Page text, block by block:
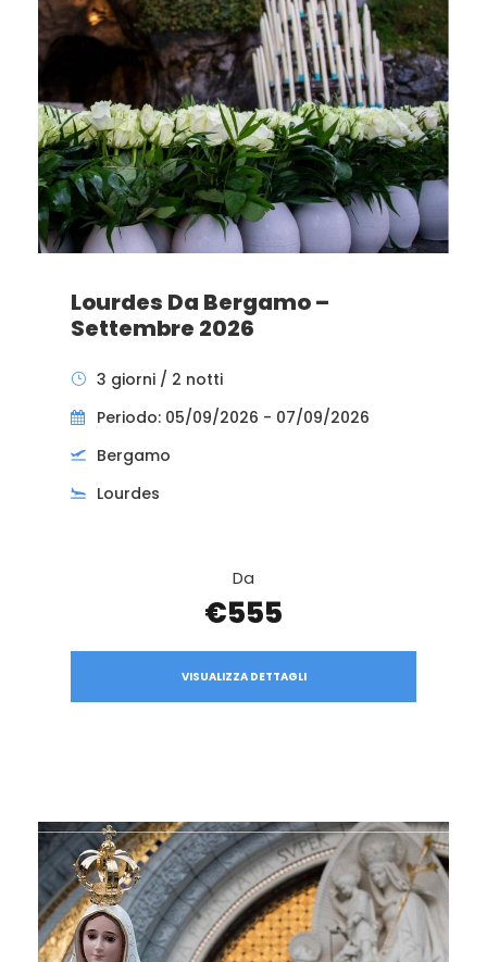
Lourdes Da Bergamo –
Settembre 2026
3 giorni / 2 notti
Periodo: 05/09/2026 - 07/09/2026
Bergamo
Lourdes
Da
€555
VISUALIZZA DETTAGLI